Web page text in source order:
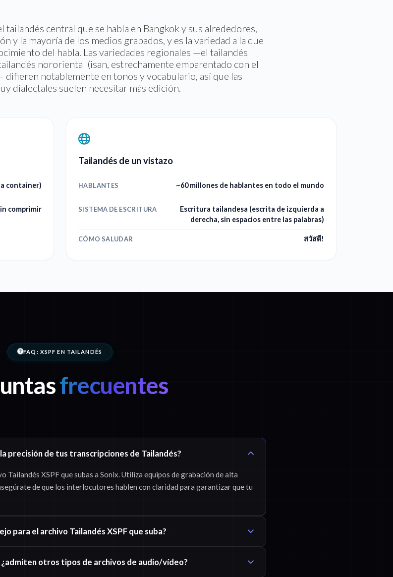
tailandés central que se habla en Bangkok y sus alrededores,
y la mayoría de los medios grabados, y es la variedad a la que
del habla. Las variedades regionales —el tailandés
nororiental (isan, estrechamente emparentado con el
difieren notablemente en tonos y vocabulario, así que las
dialectales suelen necesitar más edición.
container)
comprimir
Tailandés de un vistazo
HABLANTES ~60 millones de hablantes en todo el mundo
SISTEMA DE ESCRITURA
Escritura tailandesa (escrita de izquierda a
derecha, sin espacios entre las palabras)
CÓMO SALUDAR สวัสดี!
FAQ: XSPF EN TAILANDÉS
frecuentes
precisión de tus transcripciones de Tailandés?
Tailandés XSPF que subas a Sonix. Utiliza equipos de grabación de alta
de que los interlocutores hablen con claridad para garantizar que tu
para el archivo Tailandés XSPF que suba?
¿admiten otros tipos de archivos de audio/vídeo?